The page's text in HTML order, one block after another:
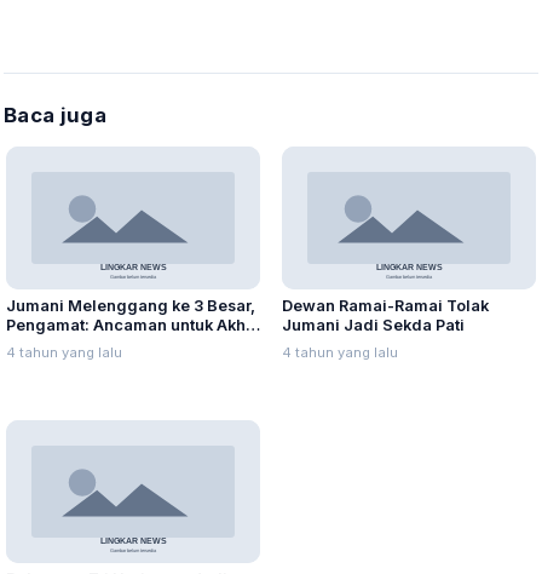
Baca juga
Jumani Melenggang ke 3 Besar,
Pengamat: Ancaman untuk Akhir
Masa Jabatan Haryanto
4 tahun yang lalu
Dewan Ramai-Ramai Tolak
Jumani Jadi Sekda Pati
4 tahun yang lalu